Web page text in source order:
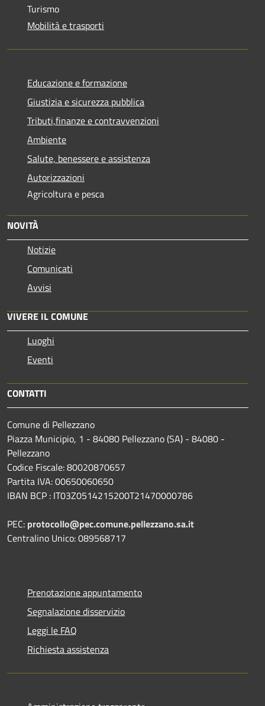
Turismo
Mobilità e trasporti
Educazione e formazione
Giustizia e sicurezza pubblica
Tributi,finanze e contravvenzioni
Ambiente
Salute, benessere e assistenza
Autorizzazioni
Agricoltura e pesca
NOVITÀ
Notizie
Comunicati
Avvisi
VIVERE IL COMUNE
Luoghi
Eventi
CONTATTI
Comune di Pellezzano
Piazza Municipio, 1 - 84080 Pellezzano (SA) - 84080 -
Pellezzano
Codice Fiscale: 80020870657
Partita IVA: 00650060650
IBAN BCP : IT03Z0514215200T21470000786
PEC: protocollo@pec.comune.pellezzano.sa.it
Centralino Unico: 089568717
Prenotazione appuntamento
Segnalazione disservizio
Leggi le FAQ
Richiesta assistenza